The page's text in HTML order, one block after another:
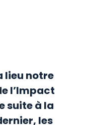
lieu notre
l’Impact
suite à la
les